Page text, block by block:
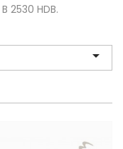
B 2530 HDB.
